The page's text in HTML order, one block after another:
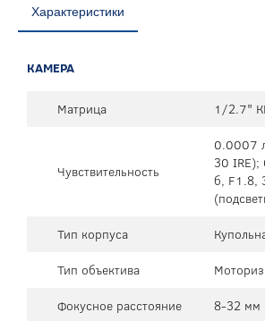
Характеристики
КАМЕРА
Матрица 1/2.7"
Чувствительность
0.0007
30
б, F1.8,
Тип корпуса
Тип объектива
Фокусное расстояние
8-32 мм